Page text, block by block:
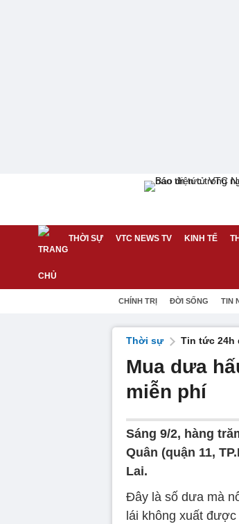
THỜI SỰ VTC NEWS TV KINH TẾ
CHÍNH TRỊ ĐỜI SỐNG TIN
Thời sự Tin tức 24h
Mua dưa
miễn phí
Sáng 9/2, hàng
Quân (quận 11,
Lai.
Đây là số dưa mà
lái không xuất